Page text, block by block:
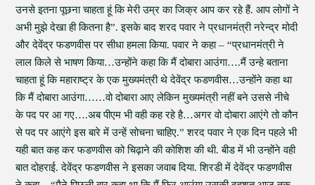
उनसे इतना पूछना चाहता हूं कि मेरी उम्र का जिक्र आप कर रहे हैं. आप लोगों ने
अभी मुझे देखा ही कितना है”. इसके बाद शरद पवार ने प्रधानमंत्री नरेन्द्र मोदी
और देवेंद्र फडणवीस पर सीधा हमला किया. पवार ने कहा – “प्रधानमंत्री ने
लाल किले से भाषण किया…उन्होंने कहा कि मैं दोबारा आउंगा….मैं उन्हे बताना
चाहता हूं कि महाराष्ट्र के एक मुख्यमंत्री थे देवेंद्र फडणवीस…उन्होंने कहा था
कि मैं दोबारा आउंगा……वो दोबारा आए लेकिन मुख्यमंत्री नहीं बने उससे नीचे
के पद पर आ गए….अब पीएम भी वही कह रहे है…अगर वो दोबारा आएंगे तो कौन
से पद पर आएंगे इस बारे में उन्हें सोचना चाहिए.” शरद पवार ने एक दिन पहले भी
यही बात कह कर फडणवीस को चिढ़ाने की कोशिश की थी. बीड में भी उन्होंने वही
बात दोहराई. देवेंद्र फडणवीस ने इसका जवाब दिया. शिरडी में देवेंद्र फडणवीस